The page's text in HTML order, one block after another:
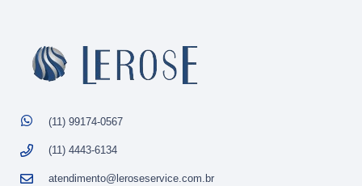
(11) 99174-0567
(11) 4443-6134
atendimento@leroseservice.com.br